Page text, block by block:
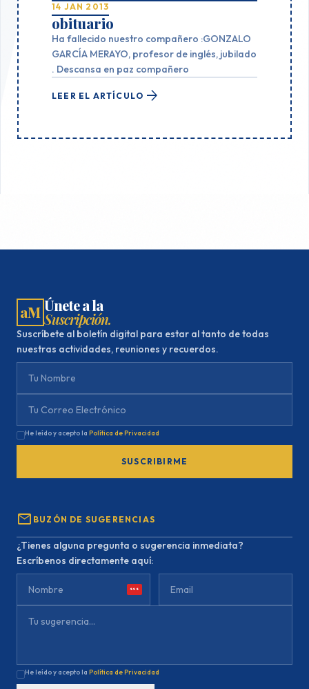
14 JAN 2013
obituario
Ha fallecido nuestro compañero :GONZALO
GARCÍA MERAYO, profesor de inglés, jubilado
. Descansa en paz compañero
LEER EL ARTÍCULO arrow_forward
aMÚnete a la
Suscripción.
Suscríbete al boletín digital para estar al tanto de todas
nuestras actividades, reuniones y recuerdos.
He leído y acepto la Política de Privacidad
SUSCRIBIRME
mail BUZÓN DE SUGERENCIAS
¿Tienes alguna pregunta o sugerencia inmediata?
Escríbenos directamente aquí:
***
He leído y acepto la Política de Privacidad